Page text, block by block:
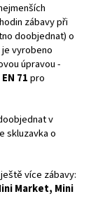
zábavy při
doobjednat) o
vyrobeno
úpravou -
71pro
v
skluzavka o
více zábavy:
Market, Mini